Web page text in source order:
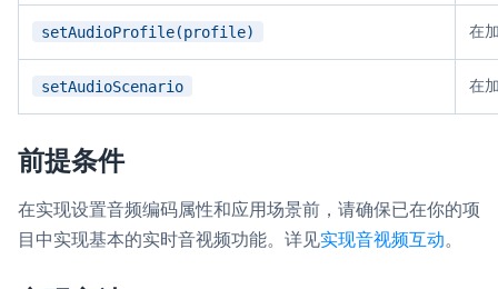
实时转录翻译
快速实现实时的语音转写功能
快速实现多人实时互动白板协作
微呼叫 NEW
实现智能硬件和微信小程序之间的实时音视频互通
setAudioProfile(profile) 在
setAudioScenario 在
前提条件
在实现设置音频编码属性和应用场景前，请确保已在你的项
目中实现基本的实时音视频功能。详见实现音视频互动。